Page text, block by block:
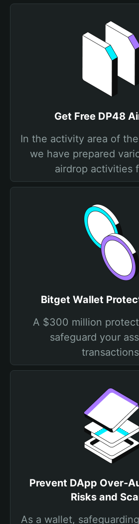
Get Free DP48
In the activity area of
we have prepared
airdrop activities
Bitget Wallet
A $300 million
safeguard your
Prevent DApp Over-
Risks and
As a wallet,